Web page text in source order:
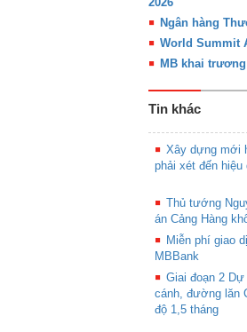
Ngân hàng
World Summit
MB khai
Tin khác
Xây dựng mới
phải xét đến hiệu
Thủ tướng
án Cảng Hàng
Miễn phí giao
MBBank
Giai đoạn 2
cánh, đường lăn
độ 1,5 tháng